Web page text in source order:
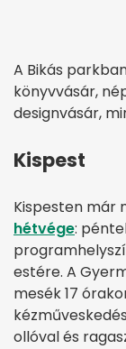
A Bikás
könyvvásár,
designvásár,
Kispest
Kispesten már
hétvége:
estére. A
mesék 17
ollóval és